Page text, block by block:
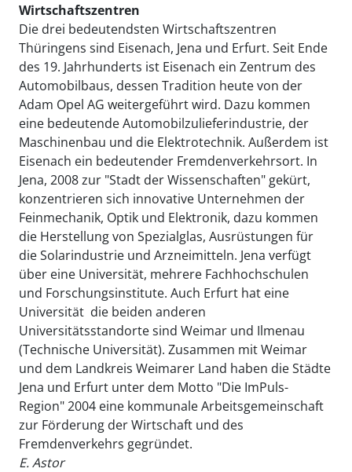
Wirtschaftszentren
Die drei bedeutendsten Wirtschaftszentren
Thüringens sind Eisenach, Jena und Erfurt. Seit Ende
des 19. Jahrhunderts ist Eisenach ein Zentrum des
Automobilbaus, dessen Tradition heute von der
Adam Opel AG weitergeführt wird. Dazu kommen
eine bedeutende Automobilzulieferindustrie, der
Maschinenbau und die Elektrotechnik. Außerdem ist
Eisenach ein bedeutender Fremdenverkehrsort. In
Jena, 2008 zur "Stadt der Wissenschaften" gekürt,
konzentrieren sich innovative Unternehmen der
Feinmechanik, Optik und Elektronik, dazu kommen
die Herstellung von Spezialglas, Ausrüstungen für
die Solarindustrie und Arzneimitteln. Jena verfügt
über eine Universität, mehrere Fachhochschulen
und Forschungsinstitute. Auch Erfurt hat eine
Universität  die beiden anderen
Universitätsstandorte sind Weimar und Ilmenau
(Technische Universität). Zusammen mit Weimar
und dem Landkreis Weimarer Land haben die Städte
Jena und Erfurt unter dem Motto "Die ImPuls-
Region" 2004 eine kommunale Arbeitsgemeinschaft
zur Förderung der Wirtschaft und des
Fremdenverkehrs gegründet.
E. Astor